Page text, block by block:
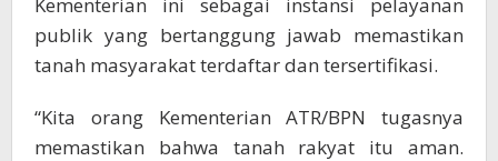
publik yang bertanggung jawab memastikan
tanah masyarakat terdaftar dan tersertifikasi.
“Kita orang Kementerian ATR/BPN tugasnya
memastikan bahwa tanah rakyat itu aman.